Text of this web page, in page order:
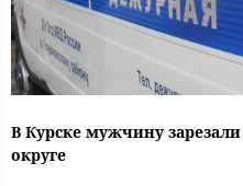
В Курске мужчину
округе